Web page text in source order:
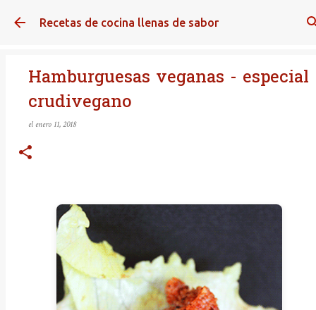
Ir al contenido principal
Recetas de cocina llenas de sabor
Hamburguesas veganas - especial
crudivegano
el enero 11, 2018